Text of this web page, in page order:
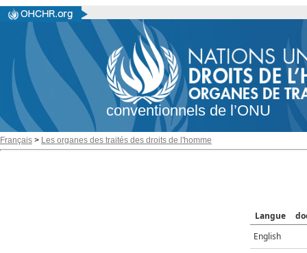
conventionnels de l’ONU
Français > Les organes des traités des droits de l'homme
Langue
English